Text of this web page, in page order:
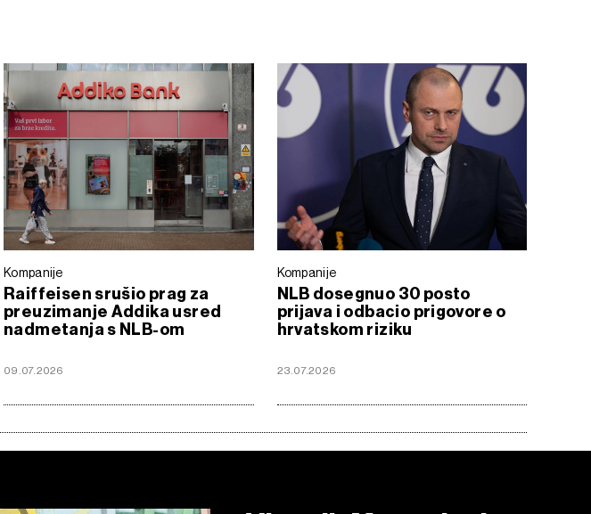
Kompanije
Raiffeisen srušio prag za
preuzimanje Addika usred
nadmetanja s NLB-om
09.07.2026
Kompanije
NLB dosegnuo 30 posto
prijava i odbacio prigovore o
hrvatskom riziku
23.07.2026